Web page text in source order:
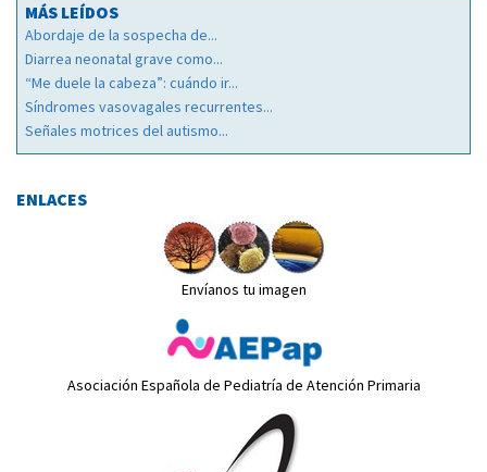
MÁS LEÍDOS
Abordaje de la sospecha de...
Diarrea neonatal grave como...
“Me duele la cabeza”: cuándo ir...
Síndromes vasovagales recurrentes...
Señales motrices del autismo...
ENLACES
Envíanos tu imagen
Asociación Española de Pediatría de Atención Primaria